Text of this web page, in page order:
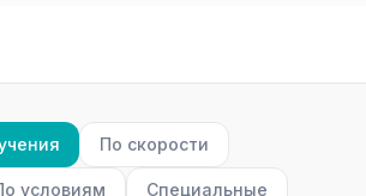
По скорости
условиям Специальные